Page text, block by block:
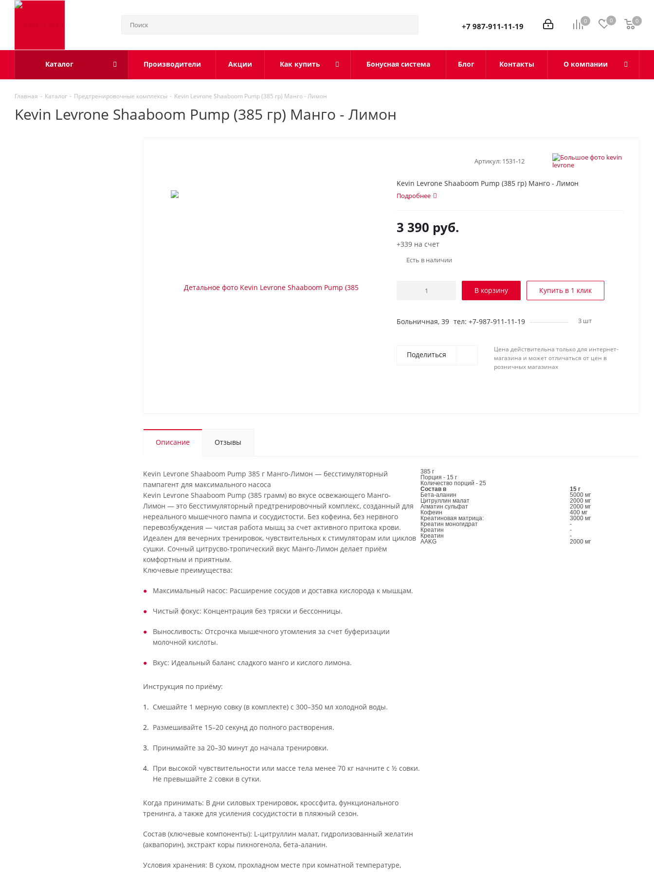
0 0 0
0
+7 987-911-11-19
Каталог Производители Акции Как купить Бонусная система Блог Контакты О компании
Главная - Каталог - Предтренировочные комплексы - Kevin Levrone Shaaboom Pump (385 гр) Манго - Лимон
Kevin Levrone Shaaboom Pump (385 гр) Манго - Лимон
Артикул: 1531-12
Kevin Levrone Shaaboom Pump (385 гр) Манго - Лимон
Подробнее
3 390 руб.
+339 на счет
Есть в наличии
В корзину Купить в 1 клик
Больничная, 39 тел: +7-987-911-11-19 3 шт
Поделиться
Цена действительна только для интернет-
магазина и может отличаться от цен в
розничных магазинах
Описание Отзывы
Kevin Levrone Shaaboom Pump 385 г Манго-Лимон — бесстимуляторный
пампагент для максимального насоса
Kevin Levrone Shaaboom Pump (385 грамм) во вкусе освежающего Манго-
Лимон — это бесстимуляторный предтренировочный комплекс, созданный для
нереального мышечного пампа и сосудистости. Без кофеина, без нервного
перевозбуждения — чистая работа мышц за счет активного притока крови.
Идеален для вечерних тренировок, чувствительных к стимуляторам или циклов
сушки. Сочный цитрусво-тропический вкус Манго-Лимон делает приём
комфортным и приятным.
Ключевые преимущества:
Максимальный насос: Расширение сосудов и доставка кислорода к мышцам.
Чистый фокус: Концентрация без тряски и бессонницы.
Выносливость: Отсрочка мышечного утомления за счет буферизации
молочной кислоты.
Вкус: Идеальный баланс сладкого манго и кислого лимона.
Инструкция по приёму:
Смешайте 1 мерную совку (в комплекте) с 300–350 мл холодной воды.
Размешивайте 15–20 секунд до полного растворения.
Принимайте за 20–30 минут до начала тренировки.
При высокой чувствительности или массе тела менее 70 кг начните с ½ совки.
Не превышайте 2 совки в сутки.
Когда принимать: В дни силовых тренировок, кроссфита, функционального
тренинга, а также для усиления сосудистости в пляжный сезон.
Состав (ключевые компоненты): L-цитруллин малат, гидролизованный желатин
(аквапорин), экстракт коры пикногенола, бета-аланин.
Условия хранения: В сухом, прохладном месте при комнатной температуре,
385 г
Порция - 15 г
Количество порций - 25
Состав в
15 г
Бета-аланин
5000 мг
Цитруллин малат
2000 мг
Агматин сульфат
2000 мг
Кофеин
400 мг
Креатиновая матрица:
3000 мг
Креатин моногидрат
-
Креатин
-
Креатин
-
AAKG
2000 мг